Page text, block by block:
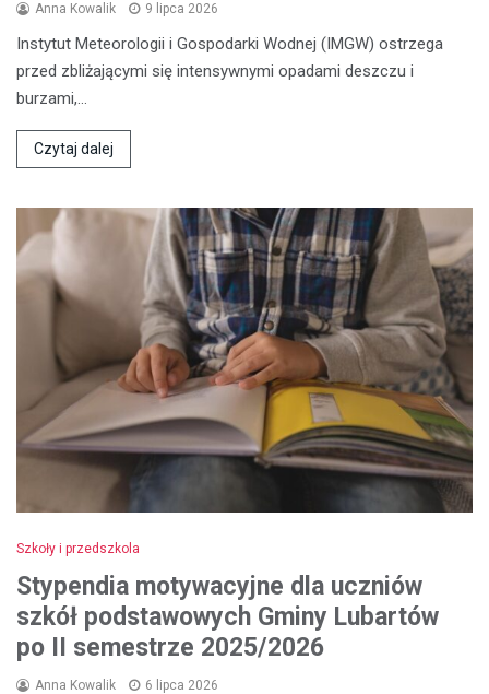
Anna Kowalik 9 lipca 2026
Instytut Meteorologii i Gospodarki Wodnej (IMGW) ostrzega
przed zbliżającymi się intensywnymi opadami deszczu i
burzami,…
Czytaj dalej
Szkoły i przedszkola
Stypendia motywacyjne dla uczniów
szkół podstawowych Gminy Lubartów
po II semestrze 2025/2026
Anna Kowalik 6 lipca 2026